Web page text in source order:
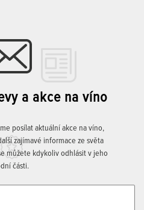
a akce na víno
posílat aktuální akce na víno,
zajímavé informace ze světa
můžete kdykoliv odhlásit v jeho
části.